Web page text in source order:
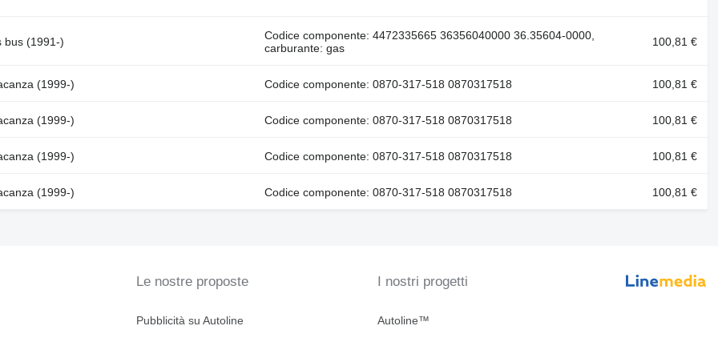
bus (1991-)
Codice componente: 4472335665 36356040000 36.35604-0000,
carburante: gas
100,81 €
(1999-) Codice componente: 0870-317-518 0870317518 100,81 €
(1999-) Codice componente: 0870-317-518 0870317518 100,81 €
(1999-) Codice componente: 0870-317-518 0870317518 100,81 €
(1999-) Codice componente: 0870-317-518 0870317518 100,81 €
Le nostre proposte
Pubblicità su Autoline
I nostri progetti
Autoline™